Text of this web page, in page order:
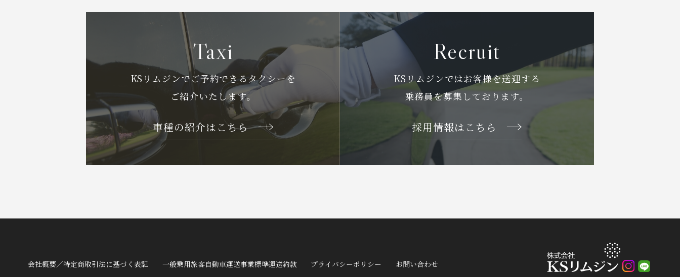
Taxi
KSリムジンでご予約できるタクシーを
ご紹介いたします。
車種の紹介はこちら
Recruit
KSリムジンではお客様を送迎する
乗務員を募集しております。
採用情報はこちら
会社概要／特定商取引法に基づく表記 一般乗用旅客自動車運送事業標準運送約款 プライバシーポリシー お問い合わせ